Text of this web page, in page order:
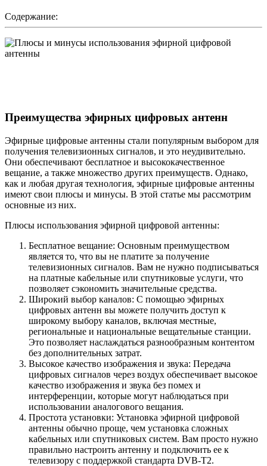
Содержание:
Преимущества эфирных цифровых антенн
Эфирные цифровые антенны стали популярным выбором для
получения телевизионных сигналов, и это неудивительно.
Они обеспечивают бесплатное и высококачественное
вещание, а также множество других преимуществ. Однако,
как и любая другая технология, эфирные цифровые антенны
имеют свои плюсы и минусы. В этой статье мы рассмотрим
основные из них.
Плюсы использования эфирной цифровой антенны:
Бесплатное вещание: Основным преимуществом
является то, что вы не платите за получение
телевизионных сигналов. Вам не нужно подписываться
на платные кабельные или спутниковые услуги, что
позволяет сэкономить значительные средства.
Широкий выбор каналов: С помощью эфирных
цифровых антенн вы можете получить доступ к
широкому выбору каналов, включая местные,
региональные и национальные вещательные станции.
Это позволяет наслаждаться разнообразным контентом
без дополнительных затрат.
Высокое качество изображения и звука: Передача
цифровых сигналов через воздух обеспечивает высокое
качество изображения и звука без помех и
интерференции, которые могут наблюдаться при
использовании аналогового вещания.
Простота установки: Установка эфирной цифровой
антенны обычно проще, чем установка сложных
кабельных или спутниковых систем. Вам просто нужно
правильно настроить антенну и подключить ее к
телевизору с поддержкой стандарта DVB-T2.